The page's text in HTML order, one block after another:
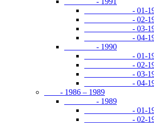
- 01-
- 02-
- 03-
- 04-
- 1990
- 01-
- 02-
- 03-
- 04-
- 1986 – 1989
- 1989
- 01-
- 02-